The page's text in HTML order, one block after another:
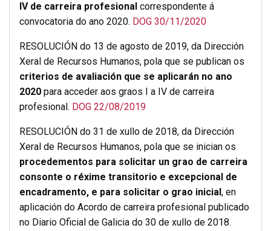
IV de carreira profesional correspondente á
convocatoria do ano 2020. DOG 30/11/2020
RESOLUCIÓN do 13 de agosto de 2019, da Dirección
Xeral de Recursos Humanos, pola que se publican os
criterios de avaliación que se aplicarán no ano
2020 para acceder aos graos I a IV de carreira
profesional. DOG 22/08/2019
RESOLUCIÓN do 31 de xullo de 2018, da Dirección
Xeral de Recursos Humanos, pola que se inician os
procedementos para solicitar un grao de carreira
consonte o réxime transitorio e excepcional de
encadramento, e para solicitar o grao inicial , en
aplicación do Acordo de carreira profesional publicado
no Diario Oficial de Galicia do 30 de xullo de 2018.